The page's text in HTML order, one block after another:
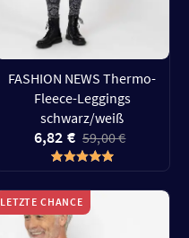
FASHION NEWS Thermo-
Fleece-Leggings
schwarz/weiß
6,82 € 59,00 €
LETZTE CHANCE